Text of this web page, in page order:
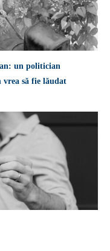
un politician
vrea să fie lăudat